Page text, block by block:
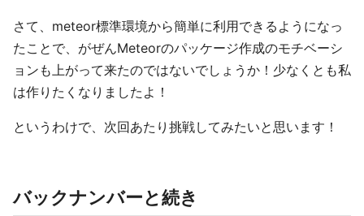
さて、meteor標準環境から簡単に利用できるようになっ
たことで、がぜんMeteorのパッケージ作成のモチベーシ
ョンも上がって来たのではないでしょうか！少なくとも私
は作りたくなりましたよ！
というわけで、次回あたり挑戦してみたいと思います！
バックナンバーと続き